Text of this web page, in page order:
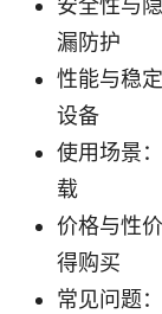
安全性与
漏防护
性能与稳
设备
使用场景
载
价格与性
得购买
常见问题